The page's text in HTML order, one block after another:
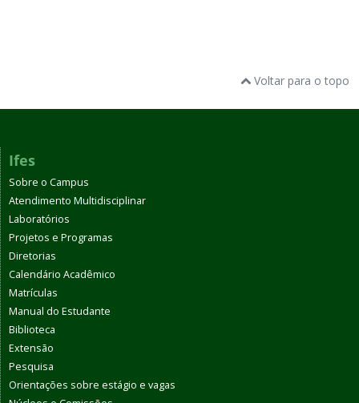
Voltar para o topo
Ifes
Sobre o Campus
Atendimento Multidisciplinar
Laboratórios
Projetos e Programas
Diretorias
Calendário Acadêmico
Matrículas
Manual do Estudante
Biblioteca
Extensão
Pesquisa
Orientações sobre estágio e vagas